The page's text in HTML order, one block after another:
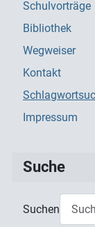
Schulvorträge
Bibliothek
Wegweiser
Kontakt
Impressum
Suche
Suchen